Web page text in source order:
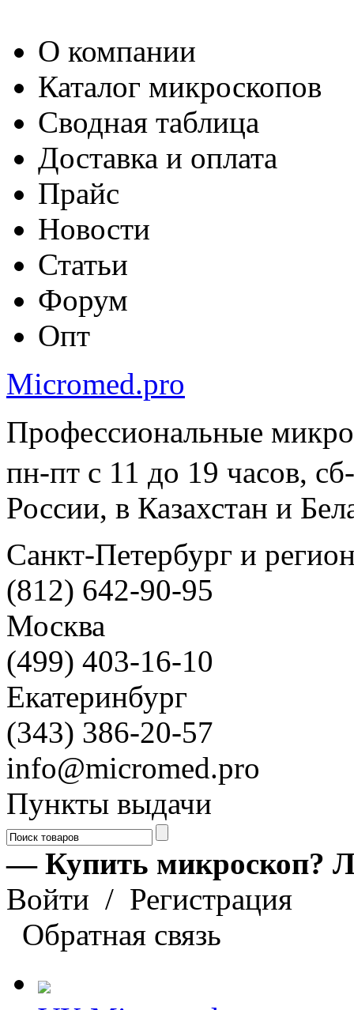
О компании
Каталог микроскопов
Сводная таблица
Доставка и оплата
Прайс
Новости
Статьи
Форум
Опт
Micromed.pro
Профессиональные
пн-пт с 11 до 19 часов,
России, в Казахстан и
Санкт-Петербург и
(812) 642-90-95
Москва
(499) 403-16-10
Екатеринбург
(343) 386-20-57
info@micromed.pro
Пункты выдачи
— Купить микроскоп?
Войти / Регистрация
Обратная связь